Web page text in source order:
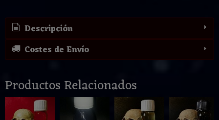
Descripción
Costes de Envío
Productos Relacionados